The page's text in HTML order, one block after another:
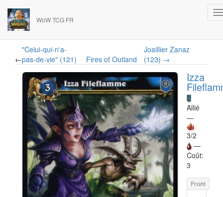
WoW TCG FR
←
"Celui-qui-n'a-
pas-de-vie" (121)
Fires of Outland
Joaillier Zanaz
(123) →
Izza
Allié
—
3/2
—
Coût:
3